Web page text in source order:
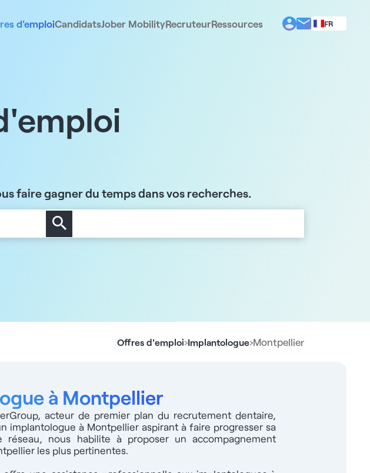
d'emploiCandidatsJober MobilityRecruteurRessources
FR
faire gagner du temps dans vos recherches.
Offres d'emploi›Implantologue›Montpellier
à Montpellier
acteur de premier plan du recrutement dentaire,
implantologue à Montpellier aspirant à faire progresser sa
nous habilite à proposer un accompagnement
les plus pertinentes.